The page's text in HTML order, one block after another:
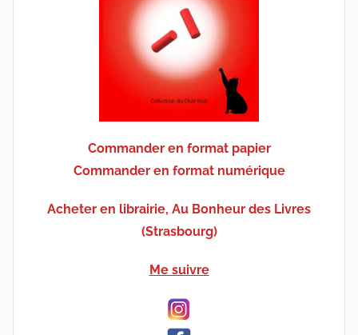
Commander en format papier
Commander en format numérique
Acheter en librairie, Au Bonheur des Livres
(Strasbourg)
Me suivre